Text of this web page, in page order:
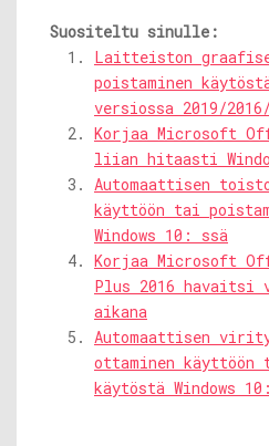
Suositeltu sinulle:
Laitteiston
poistaminen
versiossa 2019/
Korjaa Microsoft
liian hitaasti
Automaattisen
käyttöön tai
Windows 10: ssä
Korjaa Microsoft
Plus 2016 havaitsi
aikana
Automaattisen
ottaminen käyttöön
käytöstä Windows